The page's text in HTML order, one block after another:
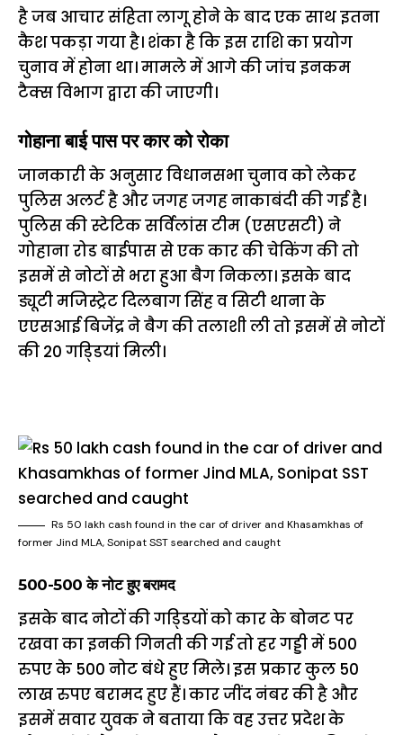
है जब आचार संहिता लागू होने के बाद एक साथ इतना
कैश पकड़ा गया है। शंका है कि इस राशि का प्रयोग
चुनाव में होना था। मामले में आगे की जांच इनकम
टैक्स विभाग द्वारा की जाएगी।
गोहाना बाई पास पर कार को रोका
जानकारी के अनुसार विधानसभा चुनाव को लेकर
पुलिस अलर्ट है और जगह जगह नाकाबंदी की गई है।
पुलिस की स्टेटिक सर्विलांस टीम (एसएसटी) ने
गोहाना रोड बाईपास से एक कार की चेकिंग की तो
इसमें से नोटों से भरा हुआ बैग निकला। इसके बाद
ड्यूटी मजिस्ट्रेट दिलबाग सिंह व सिटी थाना के
एएसआई बिजेंद्र ने बैग की तलाशी ली तो इसमें से नोटों
की 20 गडि्डयां मिली।
Rs 50 lakh cash found in the car of driver and Khasamkhas of
former Jind MLA, Sonipat SST searched and caught
500-500 के नोट हुए बरामद
इसके बाद नोटों की गडि्डयों को कार के बोनट पर
रखवा का इनकी गिनती की गई तो हर गड्डी में 500
रुपए के 500 नोट बंधे हुए मिले। इस प्रकार कुल 50
लाख रुपए बरामद हुए हैं। कार जींद नंबर की है और
इसमें सवार युवक ने बताया कि वह उत्तर प्रदेश के